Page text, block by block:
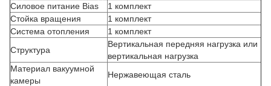
Силовое питание Bias
1 комплект
Стойка вращения
1 комплект
Система отопления
1 комплект
Структура
Вертикальная передняя нагрузка или
вертикальная нагрузка
Материал вакуумной
камеры
Нержавеющая сталь